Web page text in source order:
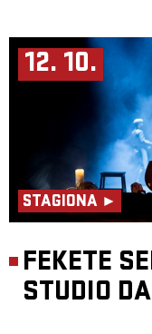
12. 10.
STAGIONA ►
FEKETE
STUDIO